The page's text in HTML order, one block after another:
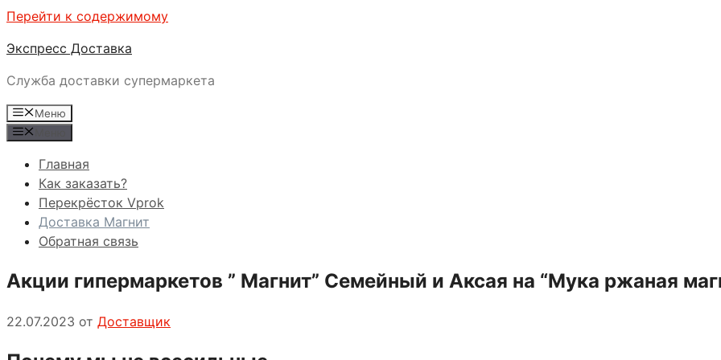
Перейти к содержимому
Экспресс Доставка
Служба доставки супермаркета
Меню
Главная
Как заказать?
Перекрёсток Vprok
Доставка Магнит
Обратная связь
Акции гипермаркетов ” Магнит” Семейный и Аксая на “Мука ржаная
22.07.2023 от Доставщик